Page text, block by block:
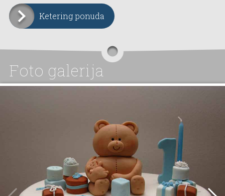
Ketering ponuda
Foto galerija